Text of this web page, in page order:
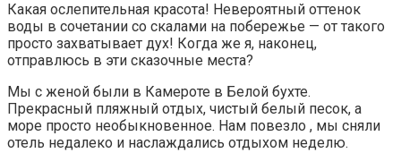
Какая ослепительная красота! Невероятный оттенок
воды в сочетании со скалами на побережье — от такого
просто захватывает дух! Когда же я, наконец,
отправлюсь в эти сказочные места?
Мы с женой были в Камероте в Белой бухте.
Прекрасный пляжный отдых, чистый белый песок, а
море просто необыкновенное. Нам повезло , мы сняли
отель недалеко и наслаждались отдыхом неделю.